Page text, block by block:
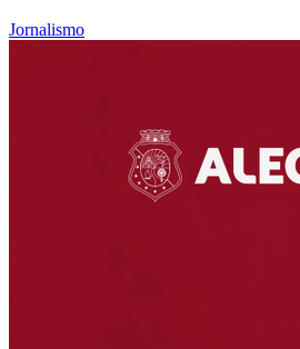
Jornalismo